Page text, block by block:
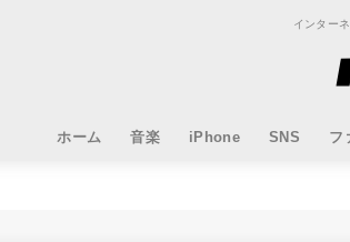
インター
ホーム 音楽 iPhone SNS フ